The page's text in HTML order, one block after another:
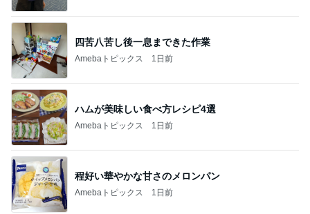
四苦八苦し後一息まできた作業
Amebaトピックス 1日前
ハムが美味しい食べ方レシピ4選
Amebaトピックス 1日前
程好い華やかな甘さのメロンパン
Amebaトピックス 1日前